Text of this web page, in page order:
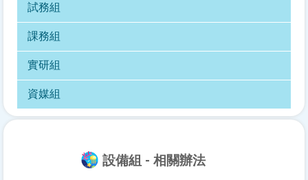
試務組
課務組
實研組
資媒組
設備組 - 相關辦法